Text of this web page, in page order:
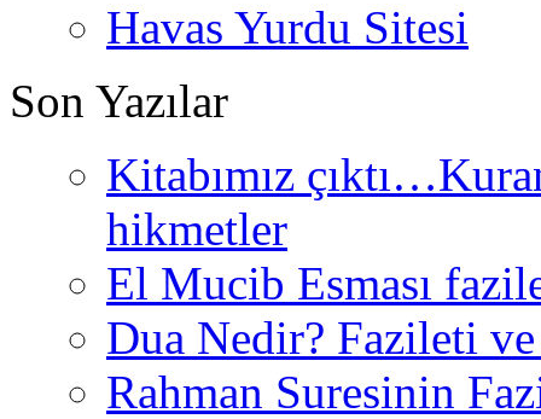
Havas Yurdu Sitesi
Son Yazılar
Kitabımız
hikmetler
El Mucib Esması
Dua Nedir? Fazileti
Rahman Suresinin